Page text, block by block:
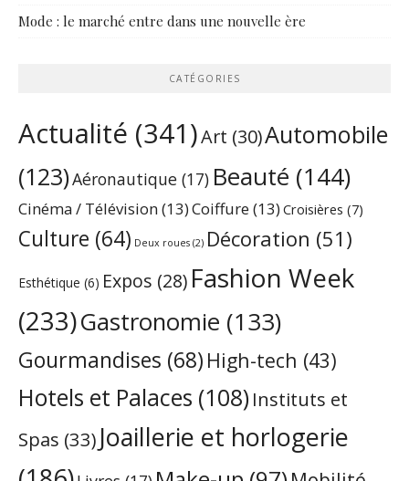
Mode : le marché entre dans une nouvelle ère
CATÉGORIES
Actualité (341)Art (30)Automobile
(123)Aéronautique (17) Beauté (144)
Cinéma / Télévision(13)Coiffure(13) Croisières (7)
Culture (64) Deux roues (2) Décoration (51)
Esthétique (6) Expos (28) Fashion Week
(233)Gastronomie (133)
Gourmandises (68) High-tech (43)
Hotels et Palaces (108) Instituts et
Spas (33) Joaillerie et horlogerie